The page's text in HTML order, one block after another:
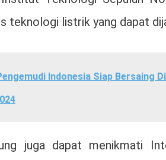
teknologi listrik yang dapat
Indonesia Siap Bersaing
juga dapat menikmati